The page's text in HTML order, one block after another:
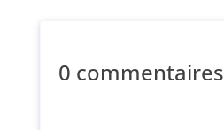
0 commentaires